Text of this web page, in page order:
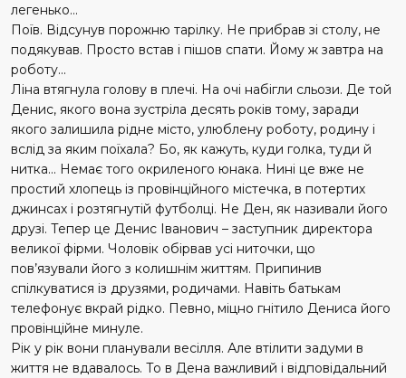
легенько...
Поїв. Відсунув порожню тарілку. Не прибрав зі столу, не
подякував. Просто встав і пішов спати. Йому ж завтра на
роботу...
Ліна втягнула голову в плечі. На очі набігли сльози. Де той
Денис, якого вона зустріла десять років тому, заради
якого залишила рідне місто, улюблену роботу, родину і
вслід за яким поїхала? Бо, як кажуть, куди голка, туди й
нитка... Немає того окриленого юнака. Нині це вже не
простий хлопець із провінційного містечка, в потертих
джинсах і розтягнутій футболці. Не Ден, як називали його
друзі. Тепер це Денис Іванович – заступник директора
великої фірми. Чоловік обірвав усі ниточки, що
пов’язували його з колишнім життям. Припинив
спілкуватися із друзями, родичами. Навіть батькам
телефонує вкрай рідко. Певно, міцно гнітило Дениса його
провінційне минуле.
Рік у рік вони планували весілля. Але втілити задуми в
життя не вдавалось. То в Дена важливий і відповідальний